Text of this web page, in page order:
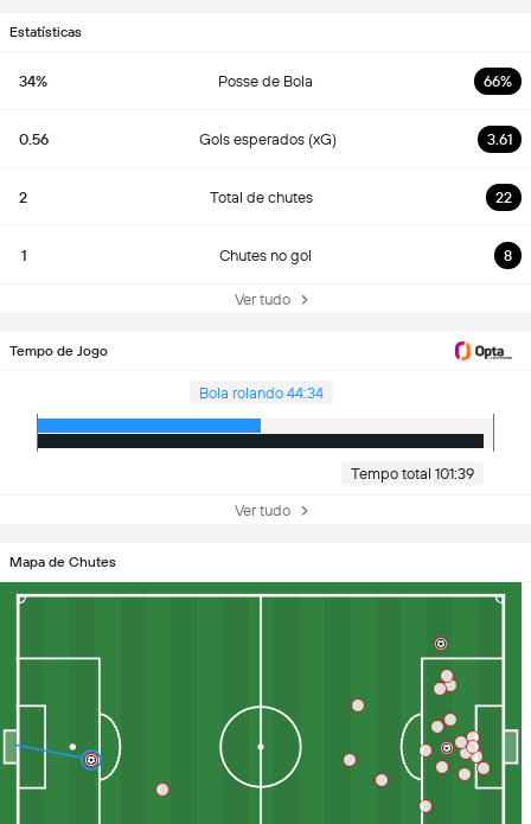
Estatísticas
34% Posse de Bola 66%
0.56 Gols esperados (xG) 3.61
2 Total de chutes 22
1 Chutes no gol 8
Ver tudo
Tempo de Jogo
Bola rolando 44:34
Tempo total 101:39
Ver tudo
Mapa de Chutes